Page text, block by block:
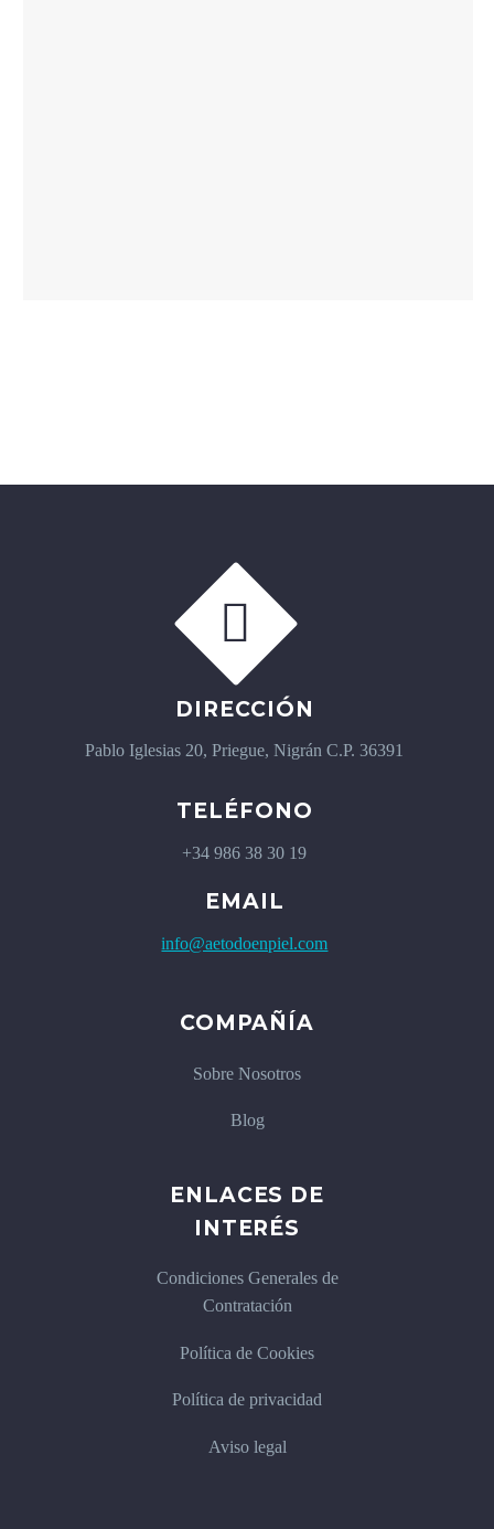


DIRECCIÓN
Pablo Iglesias 20, Priegue, Nigrán C.P. 36391
TELÉFONO
+34 986 38 30 19
EMAIL
info@aetodoenpiel.com
COMPAÑÍA
Sobre Nosotros
Blog
ENLACES DE
INTERÉS
Condiciones Generales de
Contratación
Política de Cookies
Política de privacidad
Aviso legal